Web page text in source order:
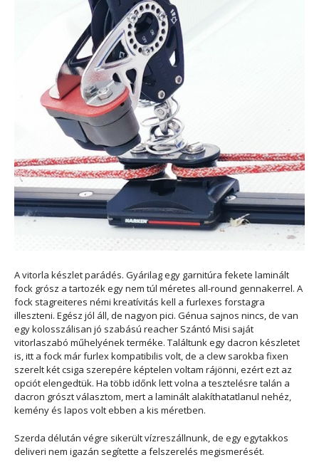
A vitorla készlet parádés. Gyárilag egy garnitúra fekete laminált
fock grósz a tartozék egy nem túl méretes all-round gennakerrel. A
fock stagreiteres némi kreatívitás kell a furlexes forstagra
illeszteni. Egész jól áll, de nagyon pici. Génua sajnos nincs, de van
egy kolosszálisan jó szabású reacher Szántó Misi saját
vitorlaszabó műhelyének terméke. Találtunk egy dacron készletet
is, itt a fock már furlex kompatibilis volt, de a clew sarokba fixen
szerelt két csiga szerepére képtelen voltam rájönni, ezért ezt az
opciót elengedtük. Ha több időnk lett volna a tesztelésre talán a
dacron grószt választom, mert a laminált alakíthatatlanul nehéz,
kemény és lapos volt ebben a kis méretben.
Szerda délután végre sikerült vízreszállnunk, de egy egytakkos
deliveri nem igazán segítette a felszerelés megismerését.